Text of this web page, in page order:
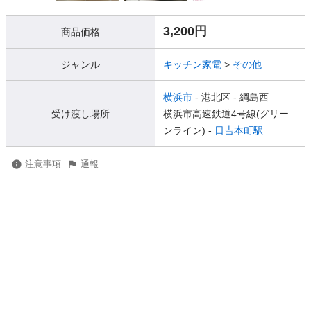
商品価格 3,200円
ジャンル キッチン家電 > その他
受け渡し場所
横浜市 - 港北区 - 綱島西
横浜市高速鉄道4号線(グリー
ンライン) - 日吉本町駅
注意事項 通報